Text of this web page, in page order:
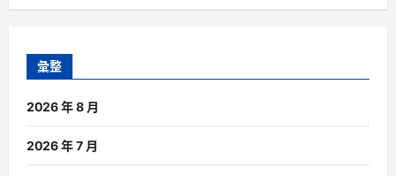
彙整
2026 年 8 月
2026 年 7 月